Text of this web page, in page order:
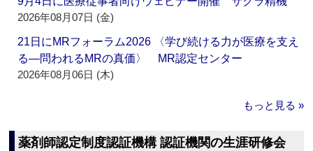
2026年08月07日 (金)
21日にMRフォーラム2026 〈学び続ける力が医療を支え
る―問われるMRの真価〉 MR認定センター
2026年08月06日 (木)
もっと見る »
薬剤師認定制度認証機構 認証機関の生涯研修会